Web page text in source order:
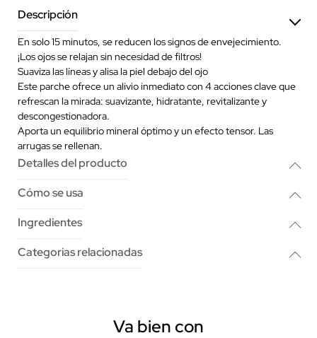
Descripción
En solo 15 minutos, se reducen los signos de envejecimiento.
¡Los ojos se relajan sin necesidad de filtros!
Suaviza las líneas y alisa la piel debajo del ojo
Este parche ofrece un alivio inmediato con 4 acciones clave que
refrescan la mirada: suavizante, hidratante, revitalizante y
descongestionadora.
Aporta un equilibrio mineral óptimo y un efecto tensor. Las
arrugas se rellenan.
Detalles del producto
Cómo se usa
Ingredientes
Categorias relacionadas
Va bien con